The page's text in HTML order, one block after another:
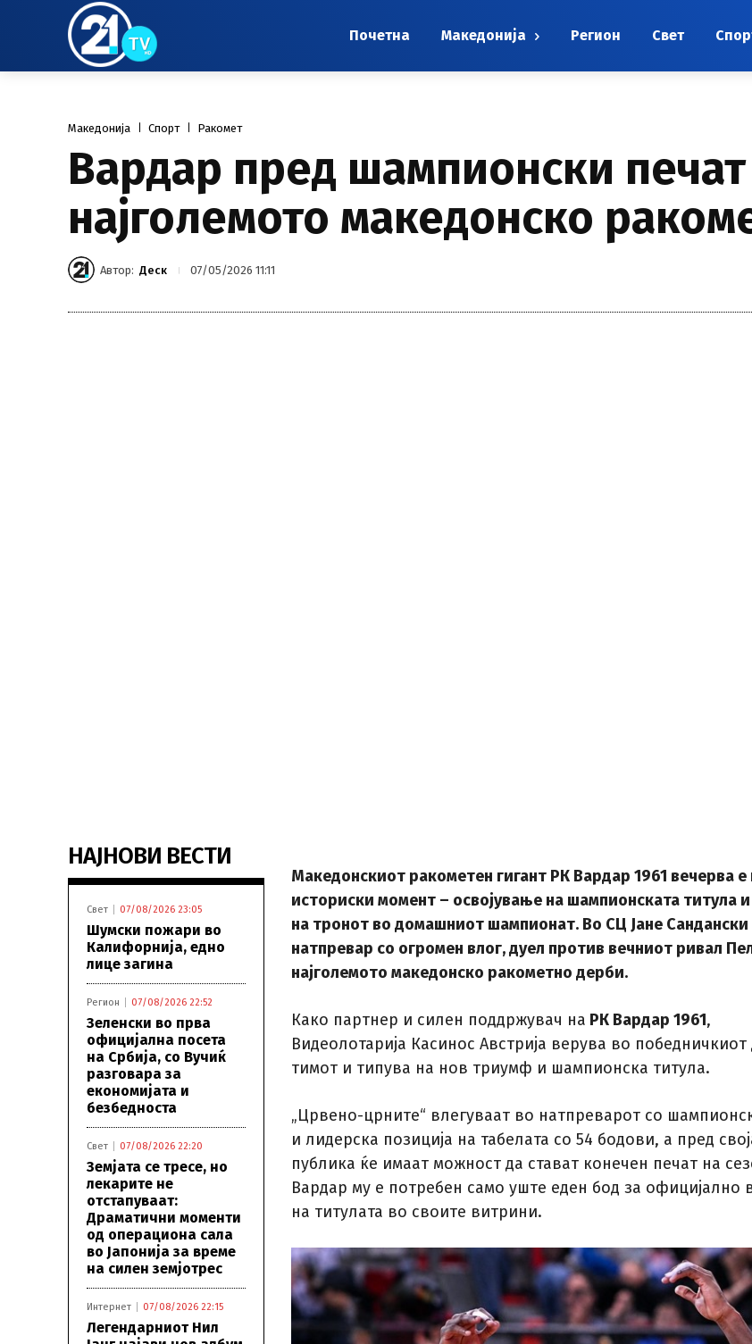
Почетна Македонија Регион Свет
Македонија Спорт Ракомет
Вардар пред шампионски печат
најголемото македонско
Автор: Деск 07/05/2026 11:11
НАЈНОВИ ВЕСТИ
Свет 07/08/2026 23:05
Шумски пожари во
Калифорнија, едно
лице загина
Регион 07/08/2026 22:52
Зеленски во прва
официјална посета
на Србија, со Вучиќ
разговара за
економијата и
безбедноста
Свет 07/08/2026 22:20
Земјата се тресе, но
лекарите не
отстапуваат:
Драматични моменти
од операциона сала
во Јапонија за време
на силен земјотрес
Интернет 07/08/2026 22:15
Легендарниот Нил
Македонскиот ракометен гигант РК Вардар 1961 вечерва е
историски момент – освојување на шампионската титула
на тронот во домашниот шампионат. Во СЦ Јане Сандански
натпревар со огромен влог, дуел против вечниот ривал
најголемото македонско ракометно дерби.
Како партнер и силен поддржувач на РК Вардар 1961,
Видеолотарија Касинос Австрија верува во победничкиот
тимот и типува на нов триумф и шампионска титула.
„Црвено-црните“ влегуваат во натпреварот со
и лидерска позиција на табелата со 54 бодови, а пред
публика ќе имаат можност да стават конечен печат на
Вардар му е потребен само уште еден бод за официјално
на титулата во своите витрини.